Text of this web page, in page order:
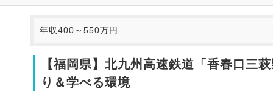
年収400～550万円
【福岡県】北九州高速鉄道「香春口三
り＆学べる環境